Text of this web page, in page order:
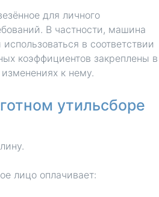
для личного
В частности, машина
в соответствии
коэффициентов закреплены в
к нему.
утильсборе
лицо оплачивает: